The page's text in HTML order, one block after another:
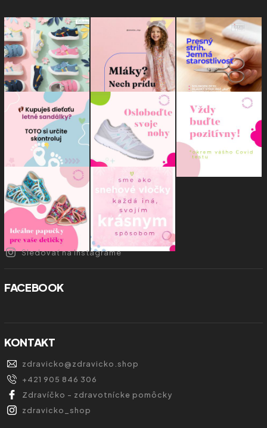
Sledovať na Instagrame
FACEBOOK
KONTAKT
zdravicko@zdravicko.shop
+421 905 846 306
Zdravíčko - zdravotnícke pomôcky
zdravicko_shop